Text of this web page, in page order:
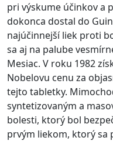
pri výskume účinkov a
dokonca dostal do
najúčinnejší liek proti
sa aj na palube
Mesiac. V roku 1982
Nobelovu cenu za
tejto tabletky.
syntetizovaným a
bolesti, ktorý bol
prvým liekom, ktorý sa